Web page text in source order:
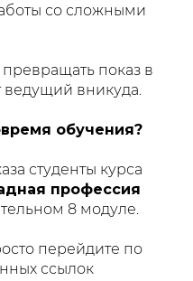
со сложными
показ в
ведущий вникуда.
обучения?
студенты курса
профессия
8 модуле.
перейдите по
ссылок